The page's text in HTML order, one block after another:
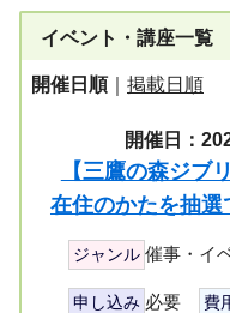
イベント・講座一覧
開催日順｜ 掲載日順
開催日：
【三鷹の森ジブ
在住のかたを抽選
ジャンル 催事・イ
申し込み 必要 費